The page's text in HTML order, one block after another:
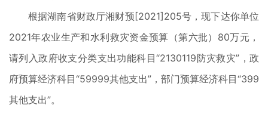
根据湖南省财政厅湘财预[2021]205号，现下达你单位
2021年农业生产和水利救灾资金预算（第六批）80万元，
请列入政府收支分类支出功能科目“2130119防灾救灾”，政
府预算经济科目“59999其他支出”，部门预算经济科目“399
其他支出”。